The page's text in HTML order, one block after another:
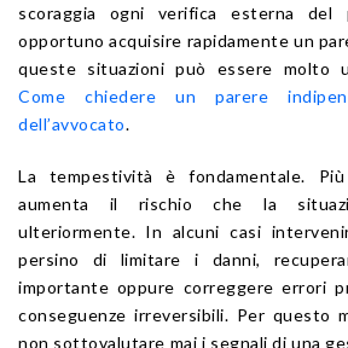
scoraggia ogni verifica esterna del
opportuno acquisire rapidamente un
queste situazioni può essere molto
Come chiedere un parere
dell’avvocato.
La tempestività è fondamentale.
aumenta il rischio che la
ulteriormente. In alcuni casi
persino di limitare i danni,
importante oppure correggere errori
conseguenze irreversibili. Per questo
non sottovalutare mai i segnali di una